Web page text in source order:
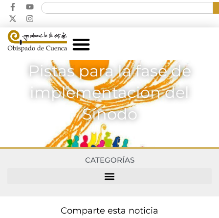
Pistas para la fase de
implementación del
Sínodo
CATEGORÍAS
Comparte esta noticia